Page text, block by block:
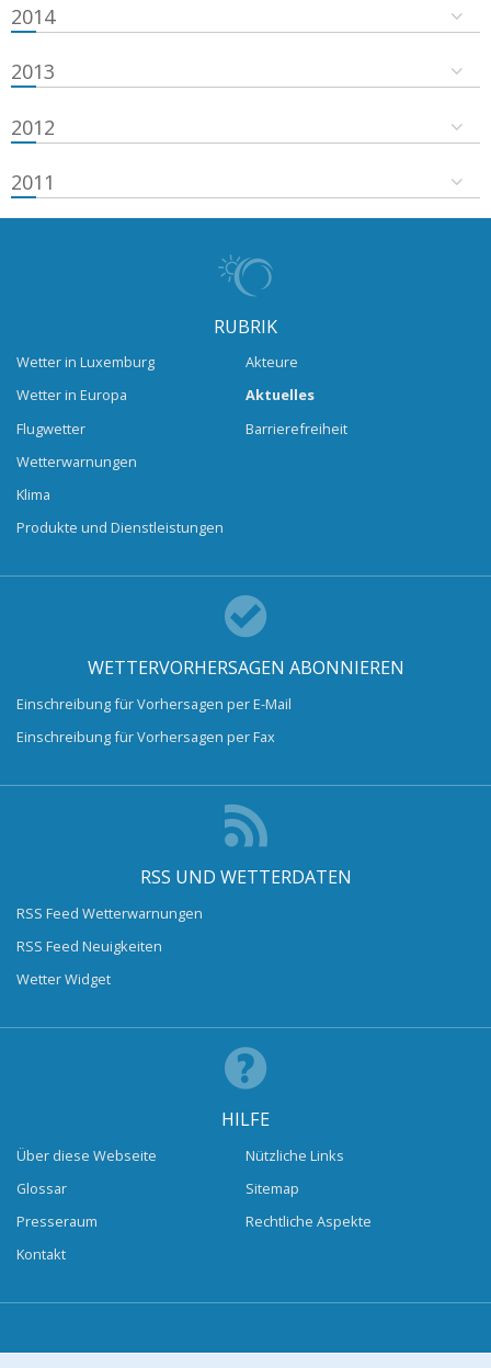
2014
2013
2012
2011
RUBRIK
Wetter in Luxemburg
Wetter in Europa
Flugwetter
Wetterwarnungen
Klima
Produkte und Dienstleistungen
Akteure
Aktuelles
Barrierefreiheit
WETTERVORHERSAGEN ABONNIEREN
Einschreibung für Vorhersagen per E-Mail
Einschreibung für Vorhersagen per Fax
RSS UND WETTERDATEN
RSS Feed Wetterwarnungen
RSS Feed Neuigkeiten
Wetter Widget
HILFE
Über diese Webseite
Glossar
Presseraum
Kontakt
Nützliche Links
Sitemap
Rechtliche Aspekte